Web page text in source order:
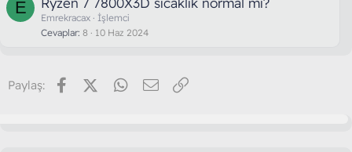
E
Emrekracax
İşlemci
Cevaplar 8 10 Haz 2024
Paylaş: FacebookX (Twitter)WhatsApp
E-posta